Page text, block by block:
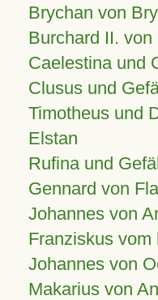
Brychan von
Burchard II.
Caelestina und
Clusus und
Timotheus und
Elstan
Rufina und
Gennard von
Johannes von
Franziskus vom
Johannes von
Makarius von